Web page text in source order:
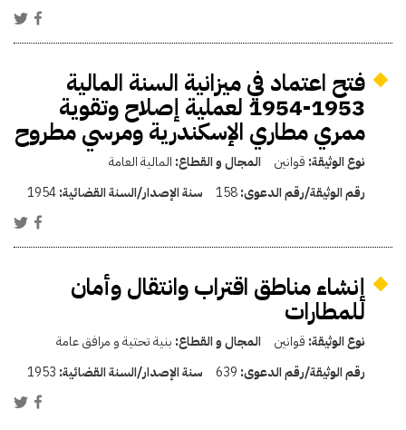
فتح اعتماد في ميزانية السنة المالية
1953-1954 لعملية إصلاح وتقوية
ممري مطاري الإسكندرية ومرسي مطروح
نوع الوثيقة: قوانين المجال و القطاع: المالية العامة
رقم الوثيقة/رقم الدعوى:158 سنة الإصدار/السنة القضائية:1954
إنشاء مناطق اقتراب وانتقال وأمان
للمطارات
نوع الوثيقة: قوانين المجال و القطاع: بنية تحتية و مرافق عامة
رقم الوثيقة/رقم الدعوى: 639 سنة الإصدار/السنة القضائية: 1953